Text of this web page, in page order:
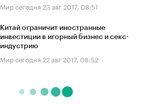
Мир сегодня 23 авг 2017, 08:51
Китай ограничит иностранные
инвестиции в игорный бизнес и секс-
индустрию
Мир сегодня 22 авг 2017, 08:52